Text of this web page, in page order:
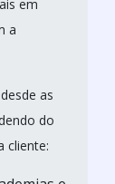
em
a
as
do
cliente: